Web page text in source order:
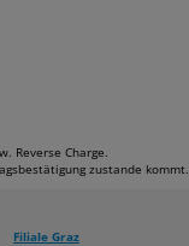
Reverse Charge.
zustande kommt.
Filiale Graz